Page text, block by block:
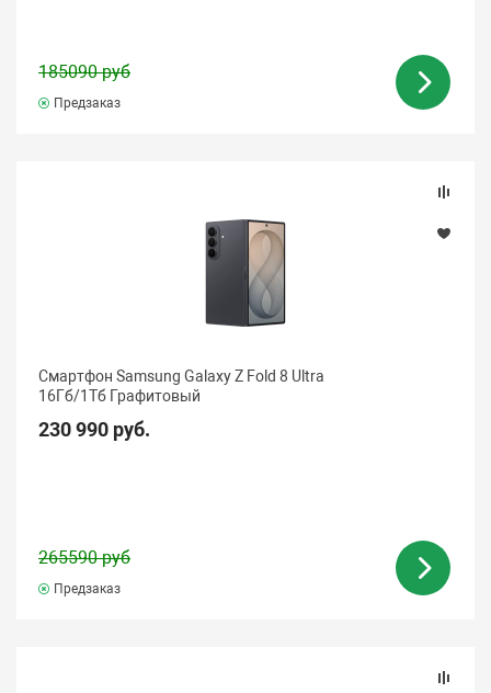
185090 руб
Предзаказ
Смартфон Samsung Galaxy Z Fold 8 Ultra
16Гб/1Tб Графитовый
230 990 руб.
265590 руб
Предзаказ